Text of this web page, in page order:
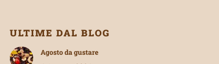
ULTIME DAL BLOG
Agosto da gustare